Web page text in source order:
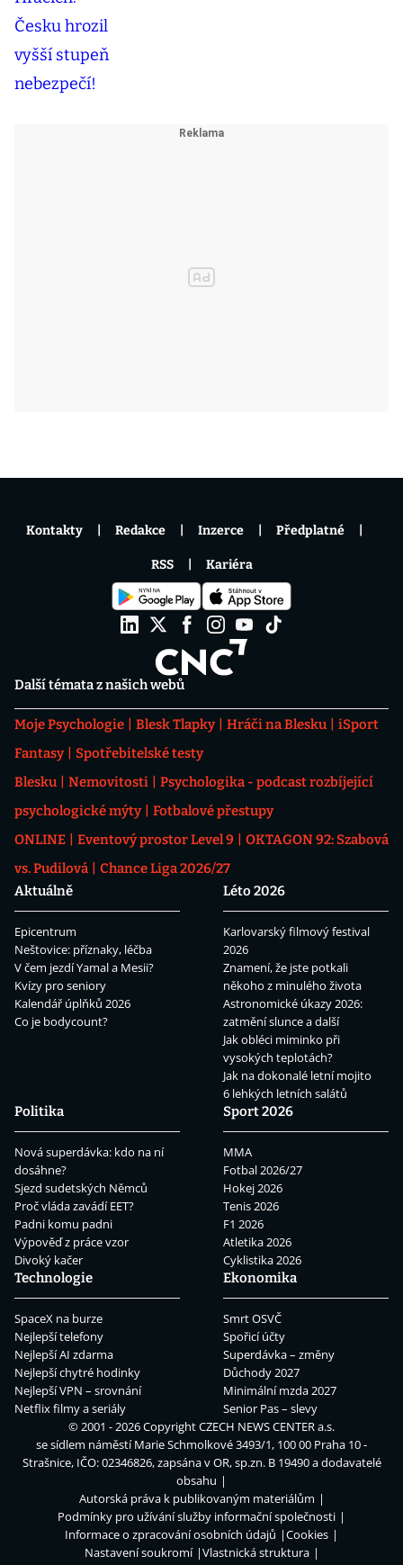
Další témata z našich webů
Moje Psychologie Blesk Tlapky Hráči na Blesku
iSport
Fantasy
Spotřebitelské testy
Blesku
Nemovitosti
Psychologika - podcast rozbíjející
psychologické mýty
Fotbalové přestupy
ONLINE
Eventový prostor Level 9
OKTAGON 92: Szabová
vs. Pudilová
Chance Liga 2026/27
Aktuálně
Epicentrum
Neštovice: příznaky, léčba
V čem jezdí Yamal a Mesii?
Kvízy pro seniory
Kalendář úplňků 2026
Co je bodycount?
Léto 2026
Karlovarský filmový festival
2026
Znamení, že jste potkali
někoho z minulého života
Astronomické úkazy 2026:
zatmění slunce a další
Jak obléci miminko při
vysokých teplotách?
Jak na dokonalé letní mojito
6 lehkých letních salátů
Politika
Nová superdávka: kdo na ní
dosáhne?
Sjezd sudetských Němců
Proč vláda zavádí EET?
Padni komu padni
Výpověď z práce vzor
Divoký kačer
Sport 2026
MMA
Fotbal 2026/27
Hokej 2026
Tenis 2026
F1 2026
Atletika 2026
Cyklistika 2026
Technologie
SpaceX na burze
Nejlepší telefony
Nejlepší AI zdarma
Nejlepší chytré hodinky
Nejlepší VPN – srovnání
Netflix filmy a seriály
Ekonomika
Smrt OSVČ
Spořicí účty
Superdávka – změny
Důchody 2027
Minimální mzda 2027
Senior Pas – slevy
Kontakty Redakce Inzerce Předplatné
RSS Kariéra
© 2001 - 2026 CopyrightCZECH NEWS CENTER a.s.
se sídlem náměstí Marie Schmolkové 3493/1, 100 00 Praha 10 -
Strašnice, IČO: 02346826, zapsána v OR, sp.zn. B 19490 a dodavatelé
obsahu
Autorská práva k publikovaným materiálům
Podmínky pro užívání služby informační společnosti
Informace o zpracování osobních údajů
Cookies
Nastavení soukromí
Vlastnická struktura